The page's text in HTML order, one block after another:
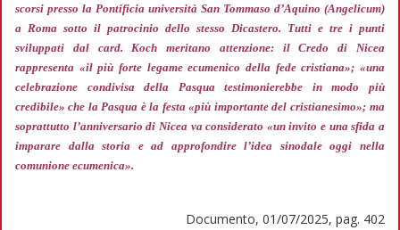
scorsi presso la Pontificia università San Tommaso d’Aquino (Angelicum)
a Roma sotto il patrocinio dello stesso Dicastero. Tutti e tre i punti
sviluppati dal card. Koch meritano attenzione: il Credo di Nicea
rappresenta «il più forte legame ecumenico della fede cristiana»; «una
celebrazione condivisa della Pasqua testimonierebbe in modo più
credibile»che la Pasqua è la festa«più importante del cristianesimo»; ma
soprattutto l’anniversario di Nicea va considerato «un invito e una sfida a
imparare dalla storia e ad approfondire l’idea sinodale oggi nella
comunione ecumenica».
Documento, 01/07/2025, pag. 402